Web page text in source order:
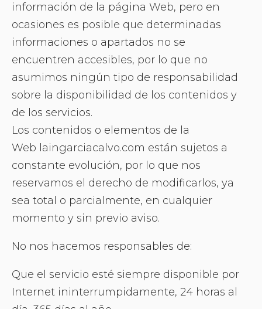
información de la página Web, pero en
ocasiones es posible que determinadas
informaciones o apartados no se
encuentren accesibles, por lo que no
asumimos ningún tipo de responsabilidad
sobre la disponibilidad de los contenidos y
de los servicios.
Los contenidos o elementos de la
Web laingarciacalvo.com están sujetos a
constante evolución, por lo que nos
reservamos el derecho de modificarlos, ya
sea total o parcialmente, en cualquier
momento y sin previo aviso.
No nos hacemos responsables de:
Que el servicio esté siempre disponible por
Internet ininterrumpidamente, 24 horas al